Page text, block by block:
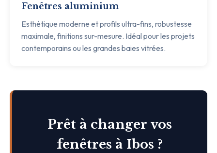
Fenêtres aluminium
Esthétique moderne et profils ultra-fins, robustesse
maximale, finitions sur-mesure. Idéal pour les projets
contemporains ou les grandes baies vitrées.
Prêt à changer vos
fenêtres à Ibos ?